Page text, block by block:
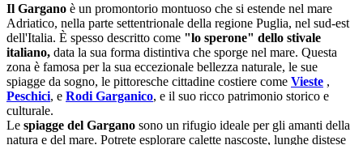
Il Gargano è un promontorio montuoso che si estende nel mare
Adriatico, nella parte settentrionale della regione Puglia, nel sud-est
dell'Italia. È spesso descritto come "lo sperone" dello stivale
italiano, data la sua forma distintiva che sporge nel mare. Questa
zona è famosa per la sua eccezionale bellezza naturale, le sue
spiagge da sogno, le pittoresche cittadine costiere come Vieste ,
Peschici, e Rodi Garganico, e il suo ricco patrimonio storico e
culturale.
Le spiagge del Gargano sono un rifugio ideale per gli amanti della
natura e del mare. Potrete esplorare calette nascoste, lunghe distese